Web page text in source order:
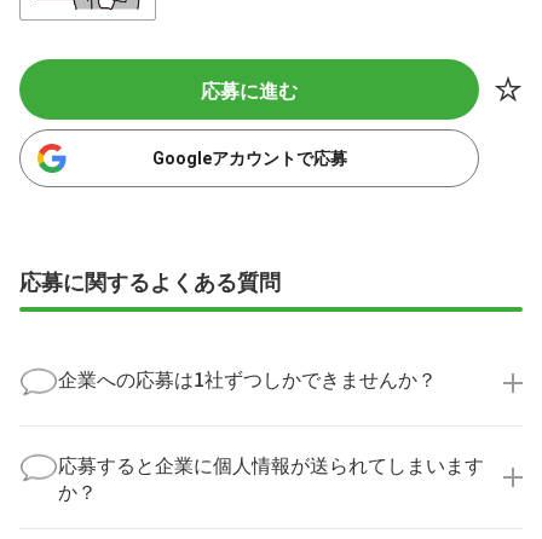
応募に進む
Googleアカウントで応募
応募に関するよくある質問
企業への応募は1社ずつしかできませんか？
実際に医療キャリアナビを利用して転職に成功した方
の多くは、複数応募して自分に合った職場を選ばれて
います。
応募すると企業に個人情報が送られてしまいます
か？